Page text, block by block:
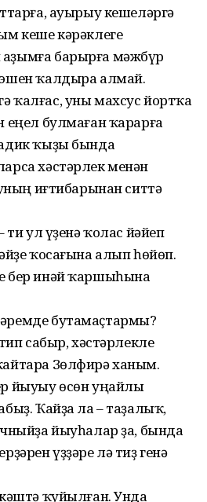
ауырыу кешеләргә
кеше кәрәклеге
барырға мәжбүр
ҡалдыра алмай.
ҡалғас, уны махсус йортҡа
еңел булмаған ҡарарға
ҡыҙы бында
хәстәрлек менән
иғтибарынан ситтә
ул үҙенә ҡолас йәйеп
ҡосағына алып һөйөп.
бер инәй ҡаршыһына
бутамаҫтармы?
сабыр, хәстәрлекле
Зөлфирә ханым.
йыуыу өсөн уңайлы
Ҡайҙа ла – таҙалыҡ,
йыу­һалар ҙа, бында
үҙҙәре лә тиҙ генә
ҡуйылған. Унда